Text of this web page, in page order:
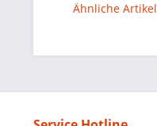
Ähnliche Artikel